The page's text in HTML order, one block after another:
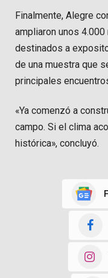
Finalmente, Alegre
ampliaron unos
destinados a
de una muestra que
principales
«Ya comenzó a
campo. Si el clima
histórica», concluyó.